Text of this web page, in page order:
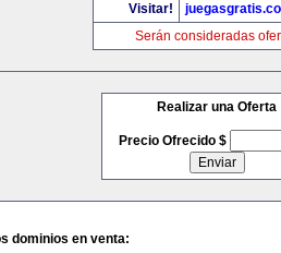
Visitar!
Serán consideradas
Realizar una Oferta
Precio Ofrecido $
dominios en venta: